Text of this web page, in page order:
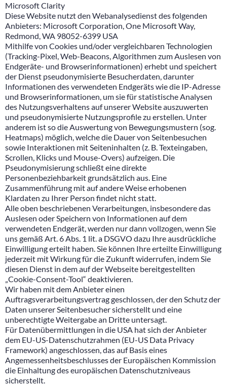
Microsoft Clarity
Diese Website nutzt den Webanalysedienst des folgenden
Anbieters: Microsoft Corporation, One Microsoft Way,
Redmond, WA 98052-6399 USA
Mithilfe von Cookies und/oder vergleichbaren Technologien
(Tracking-Pixel, Web-Beacons, Algorithmen zum Auslesen von
Endgeräte- und Browserinformationen) erhebt und speichert
der Dienst pseudonymisierte Besucherdaten, darunter
Informationen des verwendeten Endgeräts wie die IP-Adresse
und Browserinformationen, um sie für statistische Analysen
des Nutzungsverhaltens auf unserer Website auszuwerten
und pseudonymisierte Nutzungsprofile zu erstellen. Unter
anderem ist so die Auswertung von Bewegungsmustern (sog.
Heatmaps) möglich, welche die Dauer von Seitenbesuchen
sowie Interaktionen mit Seiteninhalten (z. B. Texteingaben,
Scrollen, Klicks und Mouse-Overs) aufzeigen. Die
Pseudonymisierung schließt eine direkte
Personenbeziehbarkeit grundsätzlich aus. Eine
Zusammenführung mit auf andere Weise erhobenen
Klardaten zu Ihrer Person findet nicht statt.
Alle oben beschriebenen Verarbeitungen, insbesondere das
Auslesen oder Speichern von Informationen auf dem
verwendeten Endgerät, werden nur dann vollzogen, wenn Sie
uns gemäß Art. 6 Abs. 1 lit. a DSGVO dazu Ihre ausdrückliche
Einwilligung erteilt haben. Sie können Ihre erteilte Einwilligung
jederzeit mit Wirkung für die Zukunft widerrufen, indem Sie
diesen Dienst in dem auf der Webseite bereitgestellten
„Cookie-Consent-Tool“ deaktivieren.
Wir haben mit dem Anbieter einen
Auftragsverarbeitungsvertrag geschlossen, der den Schutz der
Daten unserer Seitenbesucher sicherstellt und eine
unberechtigte Weitergabe an Dritte untersagt.
Für Datenübermittlungen in die USA hat sich der Anbieter
dem EU-US-Datenschutzrahmen (EU-US Data Privacy
Framework) angeschlossen, das auf Basis eines
Angemessenheitsbeschlusses der Europäischen Kommission
die Einhaltung des europäischen Datenschutzniveaus
sicherstellt.